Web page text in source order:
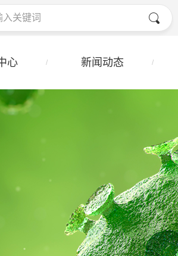
心 新闻动态